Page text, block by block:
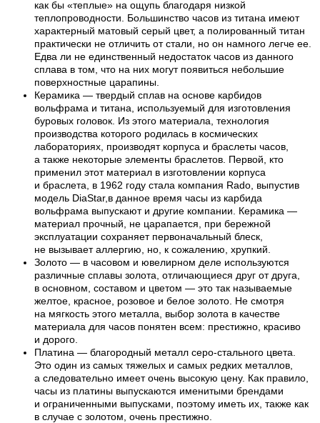
как бы «теплые» на ощупь благодаря низкой
теплопроводности. Большинство часов из титана имеют
характерный матовый серый цвет, а полированный титан
практически не отличить от стали, но он намного легче ее.
Едва ли не единственный недостаток часов из данного
сплава в том, что на них могут появиться небольшие
поверхностные царапины.
Керамика — твердый сплав на основе карбидов
вольфрама и титана, используемый для изготовления
буровых головок. Из этого материала, технология
производства которого родилась в космических
лабораториях, производят корпуса и браслеты часов,
а также некоторые элементы браслетов. Первой, кто
применил этот материал в изготовлении корпуса
и браслета, в 1962 году стала компания Rado, выпустив
модель DiaStar,в данное время часы из карбида
вольфрама выпускают и другие компании. Керамика —
материал прочный, не царапается, при бережной
эксплуатации сохраняет первоначальный блеск,
не вызывает аллергию, но, к сожалению, хрупкий.
Золото — в часовом и ювелирном деле используются
различные сплавы золота, отличающиеся друг от друга,
в основном, составом и цветом — это так называемые
желтое, красное, розовое и белое золото. Не смотря
на мягкость этого металла, выбор золота в качестве
материала для часов понятен всем: престижно, красиво
и дорого.
Платина — благородный металл серо-стального цвета.
Это один из самых тяжелых и самых редких металлов,
а следовательно имеет очень высокую цену. Как правило,
часы из платины выпускаются именитыми брендами
и ограниченными выпусками, поэтому иметь их, также как
в случае с золотом, очень престижно.